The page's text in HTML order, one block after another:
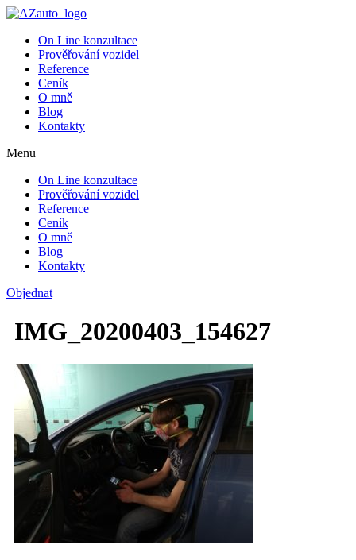
On Line konzultace
Prověřování vozidel
Reference
Ceník
O mně
Blog
Kontakty
Menu
On Line konzultace
Prověřování vozidel
Reference
Ceník
O mně
Blog
Kontakty
Objednat
IMG_20200403_154627